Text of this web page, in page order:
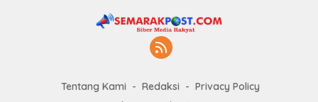
Tentang Kami Redaksi
Privacy Policy